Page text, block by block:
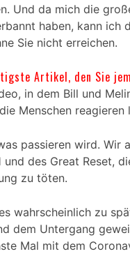
Und da mich die
haben, kann ich
Sie nicht erreichen.
Artikel, den Sie
in dem Bill und
Menschen reagieren
passieren wird. Wir
des Great Reset,
zu töten.
wahrscheinlich zu
dem Untergang
Mal mit dem